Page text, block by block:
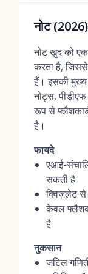
नोट
नोट खुद को
करता है,
हैं। इसकी मुख्य
नोट्स,
रूप से
है।
फायदे
एआई-
सकती है
क्विज़लेट से
केवल
है
नुकसान
जटिल